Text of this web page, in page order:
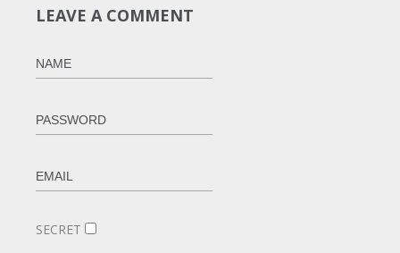
LEAVE A COMMENT
SECRET